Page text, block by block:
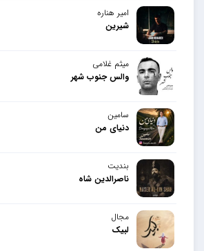
امیر هناره
شیرین
میثم غلامی
والس جنوب شهر
سامین
دنیای من
بندیت
ناصرالدین شاه
مجال
لبیک